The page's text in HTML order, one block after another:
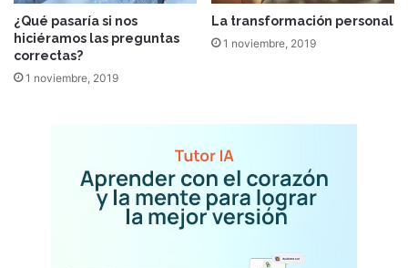
¿Qué pasaría si nos
hiciéramos las preguntas
correctas?
1 noviembre, 2019
La transformación personal
1 noviembre, 2019